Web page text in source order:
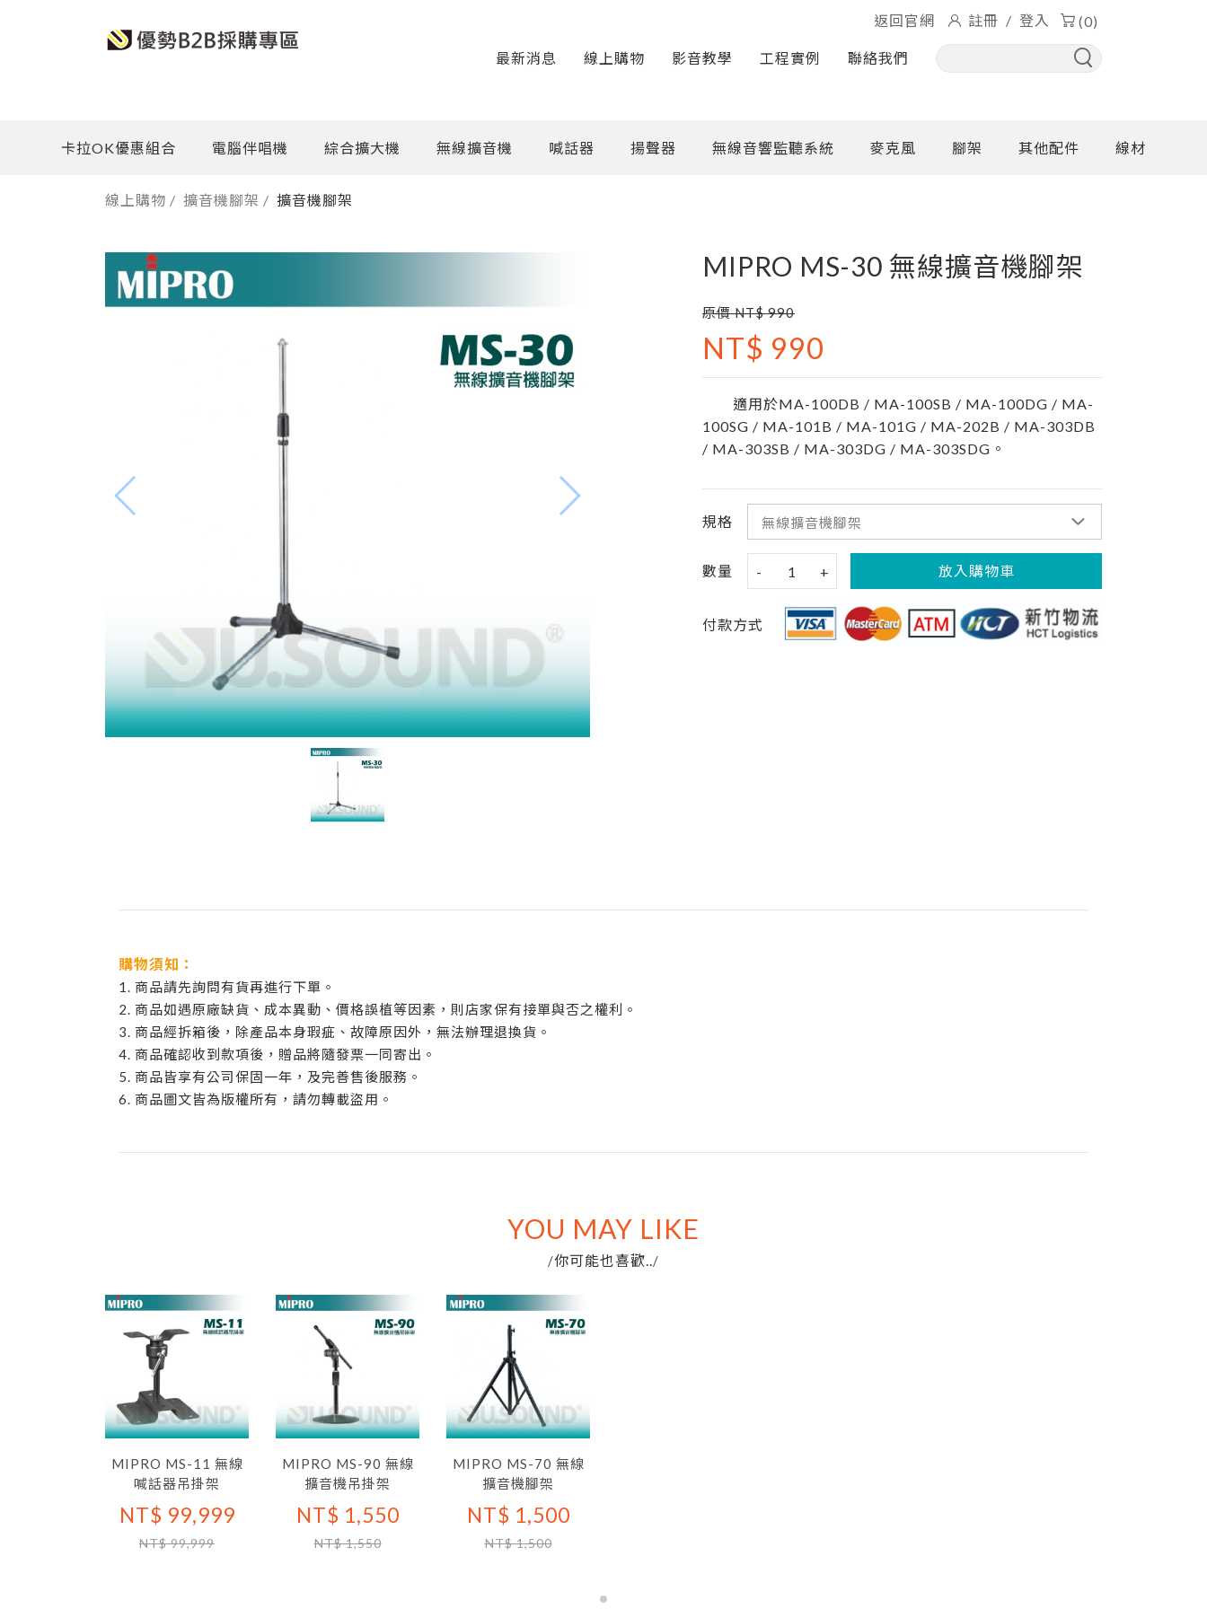
最新消息 線上購物 影音教學 工程實例 聯絡我們
返回官網 註冊 / 登入 (0)
卡拉OK優惠組合 電腦伴唱機 綜合擴大機 無線擴音機 喊話器 揚聲器 無線音響監聽系統 麥克風 腳架 其他配件 線材
線上購物 / 擴音機腳架 / 擴音機腳架
MIPRO MS-30 無線擴音機腳架
原價 NT$ 990
NT$ 990
適用於MA-100DB / MA-100SB / MA-100DG / MA-
100SG / MA-101B / MA-101G / MA-202B / MA-303DB
/ MA-303SB / MA-303DG / MA-303SDG。
規格
數量 - 1 + 放入購物車
付款方式
購物須知：
1. 商品請先詢問有貨再進行下單。
2. 商品如遇原廠缺貨、成本異動、價格誤植等因素，則店家保有接單與否之權利。
3. 商品經拆箱後，除產品本身瑕疵、故障原因外，無法辦理退換貨。
4. 商品確認收到款項後，贈品將隨發票一同寄出。
5. 商品皆享有公司保固一年，及完善售後服務。
6. 商品圖文皆為版權所有，請勿轉載盜用。
YOU MAY LIKE
/你可能也喜歡.. /
MIPRO MS-11 無線
喊話器吊掛架
NT$ 99,999
NT$ 99,999
MIPRO MS-90 無線
擴音機吊掛架
NT$ 1,550
NT$ 1,550
MIPRO MS-70 無線
擴音機腳架
NT$ 1,500
NT$ 1,500